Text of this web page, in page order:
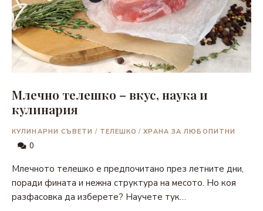
Млечно телешко – вкус, наука и
кулинария
КУЛИНАРНИ СЪВЕТИ / ТЕЛЕШКО / ХРАНА ЗА ЛЮБОПИТНИ
0
Млечното телешко е предпочитано през летните дни,
поради фината и нежна структура на месото. Но коя
разфасовка да изберете? Научете тук…